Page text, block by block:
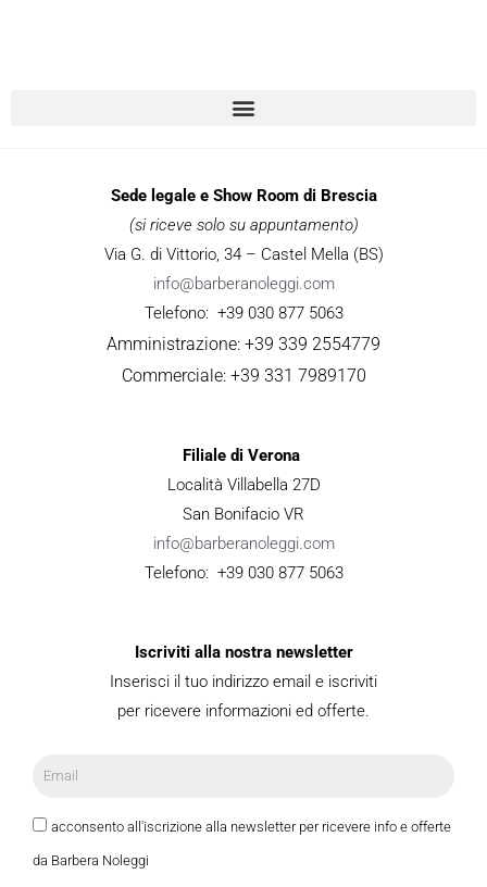
Sede legale e Show Room di Brescia
(si riceve solo su appuntamento)
Via G. di Vittorio, 34 – Castel Mella (BS)
info@barberanoleggi.com
Telefono: +39 030 877 5063
Amministrazione: +39 339 2554779
Commerciale: +39 331 7989170
Filiale di Verona
Località Villabella 27D
San Bonifacio VR
info@barberanoleggi.com
Telefono: +39 030 877 5063
Iscriviti alla nostra newsletter
Inserisci il tuo indirizzo email e iscriviti
per ricevere informazioni ed offerte.
acconsento all'iscrizione alla newsletter per ricevere info e offerte
da Barbera Noleggi